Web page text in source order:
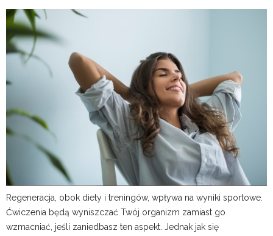
Regeneracja, obok diety i treningów, wpływa na wyniki sportowe.
Ćwiczenia będą wyniszczać Twój organizm zamiast go
wzmacniać, jeśli zaniedbasz ten aspekt. Jednak jak się